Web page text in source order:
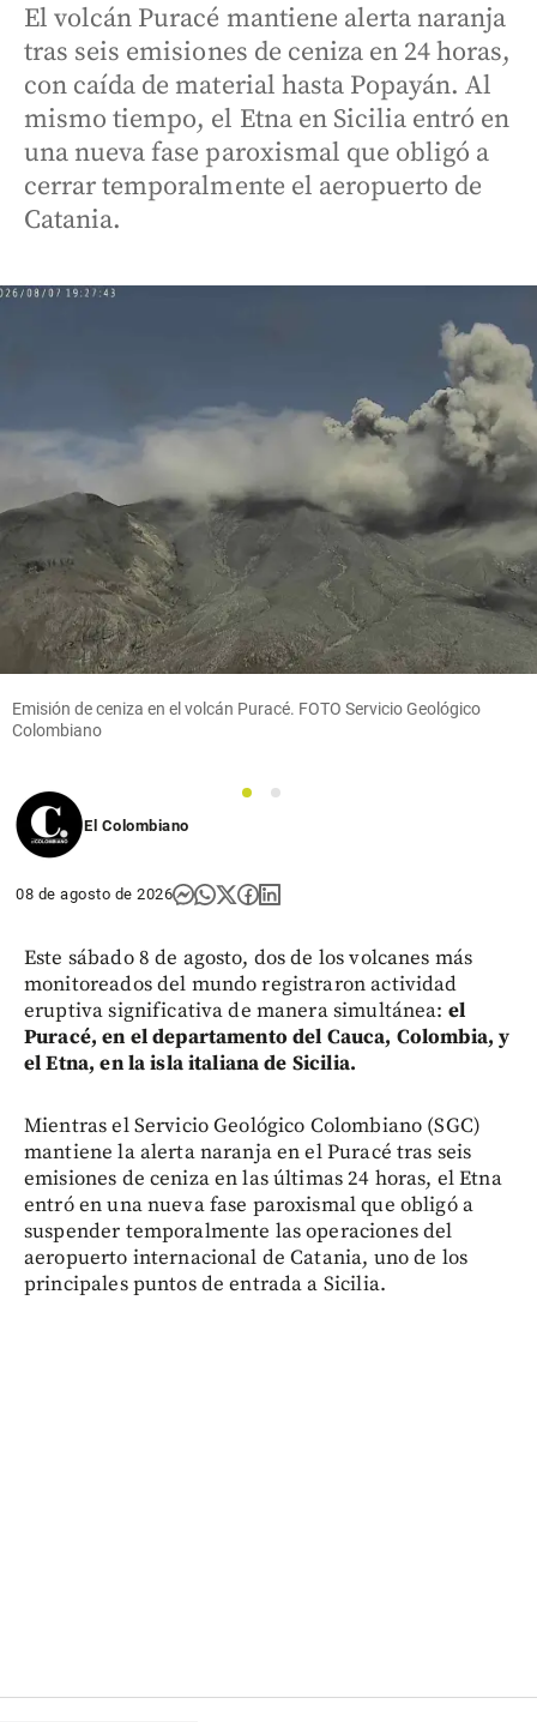
El volcán Puracé mantiene alerta naranja
tras seis emisiones de ceniza en 24 horas,
con caída de material hasta Popayán. Al
mismo tiempo, el Etna en Sicilia entró en
una nueva fase paroxismal que obligó a
cerrar temporalmente el aeropuerto de
Catania.
Emisión de ceniza en el volcán Puracé. FOTO Servicio Geológico
Colombiano
1
2
El Colombiano
08 de agosto de 2026
Este sábado 8 de agosto, dos de los volcanes más
monitoreados del mundo registraron actividad
eruptiva significativa de manera simultánea: el
Puracé, en el departamento del Cauca, Colombia, y
el Etna, en la isla italiana de Sicilia.
Mientras el Servicio Geológico Colombiano (SGC)
mantiene la alerta naranja en el Puracé tras seis
emisiones de ceniza en las últimas 24 horas, el Etna
entró en una nueva fase paroxismal que obligó a
suspender temporalmente las operaciones del
aeropuerto internacional de Catania, uno de los
principales puntos de entrada a Sicilia.